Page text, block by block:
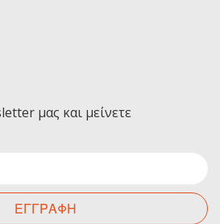
μας και μείνετε
ΕΓΓΡΑΦΗ